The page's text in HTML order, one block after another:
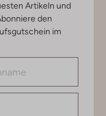
Artikeln und
den
im